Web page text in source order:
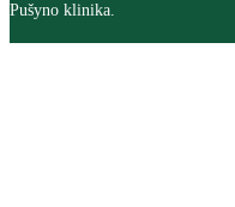
Pušyno klinika.